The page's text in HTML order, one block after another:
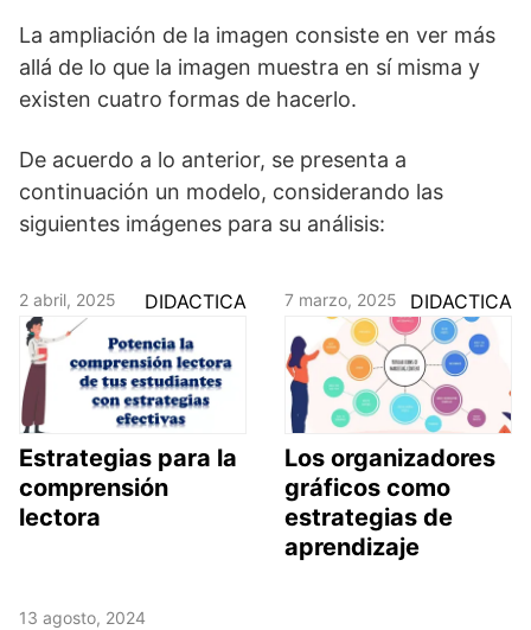
La ampliación de la imagen consiste en ver más
allá de lo que la imagen muestra en sí misma y
existen cuatro formas de hacerlo.
De acuerdo a lo anterior, se presenta a
continuación un modelo, considerando las
siguientes imágenes para su análisis:
2 abril, 2025 DIDACTICA
Estrategias para la
comprensión
lectora
7 marzo, 2025 DIDACTICA
Los organizadores
gráficos como
estrategias de
aprendizaje
13 agosto, 2024